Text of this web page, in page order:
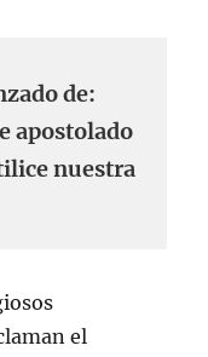
de:
apostolado
nuestra
el